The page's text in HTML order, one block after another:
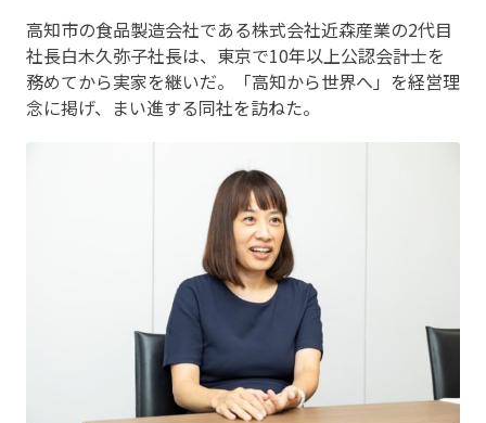
高知市の食品製造会社である株式会社近森産業の2代目
社長白木久弥子社長は、東京で10年以上公認会計士を
務めてから実家を継いだ。「高知から世界へ」を経営理
念に掲げ、まい進する同社を訪ねた。